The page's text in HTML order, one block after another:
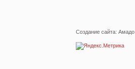
Создание сайта: Амадо